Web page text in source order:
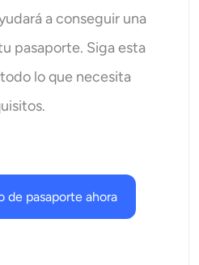
a conseguir una
pasaporte. Siga esta
lo que necesita
de pasaporte ahora